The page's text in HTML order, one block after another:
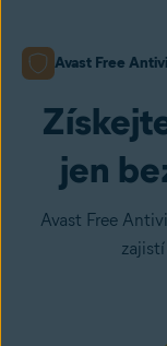
Avast Free
jen
Avast Free